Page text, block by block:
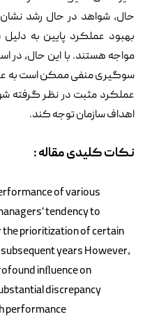
حال، شواهد در حال رشد
بهبود عملکرد پایین به
مواجه هستند. با این حال، در
سوگیری منفی ممکن است به
عملکرد مثبت در نظر گرفته
اهداف سازمان توجه کند.
نکات کلیدی مقاله :
of various
tendency to
prioritization of certain
years However,
inﬂuence on
discrepancy
performance